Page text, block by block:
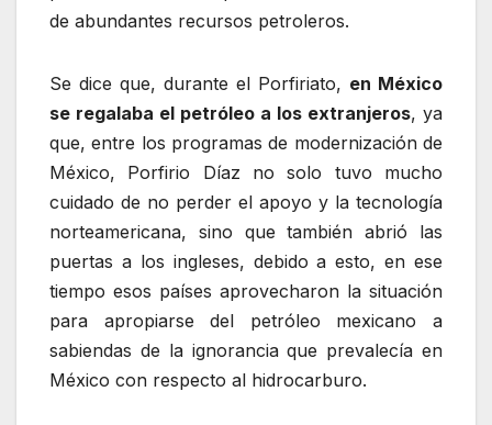
de abundantes recursos petroleros.
Se dice que, durante el Porfiriato, en México
se regalaba el petróleo a los extranjeros, ya
que, entre los programas de modernización de
México, Porfirio Díaz no solo tuvo mucho
cuidado de no perder el apoyo y la tecnología
norteamericana, sino que también abrió las
puertas a los ingleses, debido a esto, en ese
tiempo esos países aprovecharon la situación
para apropiarse del petróleo mexicano a
sabiendas de la ignorancia que prevalecía en
México con respecto al hidrocarburo.